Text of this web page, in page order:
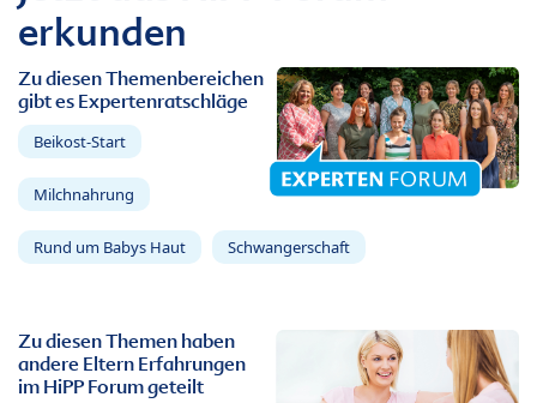
erkunden
Zu diesen Themenbereichen
gibt es Expertenratschläge
Beikost-Start
Milchnahrung
Rund um Babys Haut Schwangerschaft
Zu diesen Themen haben
andere Eltern Erfahrungen
im HiPP Forum geteilt